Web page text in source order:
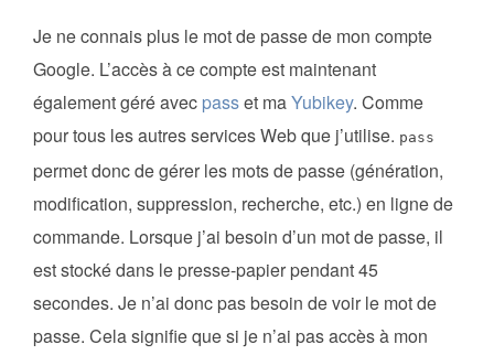
Je ne connais plus le mot de passe de mon compte
Google. L’accès à ce compte est maintenant
également géré avec passet maYubikey. Comme
pour tous les autres services Web que j’utilise. pass
permet donc de gérer les mots de passe (génération,
modification, suppression, recherche, etc.) en ligne de
commande. Lorsque j’ai besoin d’un mot de passe, il
est stocké dans le presse-papier pendant 45
secondes. Je n’ai donc pas besoin de voir le mot de
passe. Cela signifie que si je n’ai pas accès à mon